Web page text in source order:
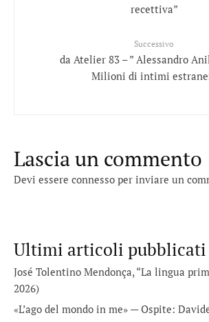
recettiva”
Successivo
da Atelier 83 – ” Alessandro
Milioni di intimi
Lascia un commento
Devi essere connesso per inviare un
Ultimi articoli pubblicati
José Tolentino Mendonça, “La lingua
2026)
«L’ago del mondo in me» — Ospite: